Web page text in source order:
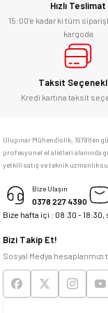
Kesinlikle orjinal ürün,
alabilirsiniz.
E... Ü... | 10/06/2026
Bosch marka alet
adresim Ulupınar.com.tr
memnun kaldım
Deneyimini Paylaş
Hızlı Teslimat
15:00’e kadar ki tüm
kargoda
Taksit
Kredi kartına taksit
Ulupınar Mühendislik, 1978'den
profesyonel el aletleri alanında
yetkili satış ve teknik uzmanlık
Bize Ulaşın
0378 227 4390
Bize hafta içi : 08:30 -
Bizi Takip Et!
Sosyal Medya